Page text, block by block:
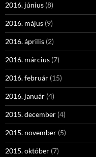
2016. június (8)
2016. május (9)
2016. április (2)
2016. március (7)
2016. február (15)
2016. január (4)
2015. december (4)
2015. november (5)
2015. október (7)